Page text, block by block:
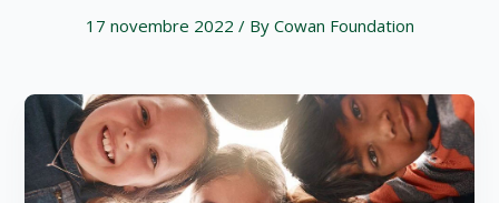
17 novembre 2022 / By Cowan Foundation